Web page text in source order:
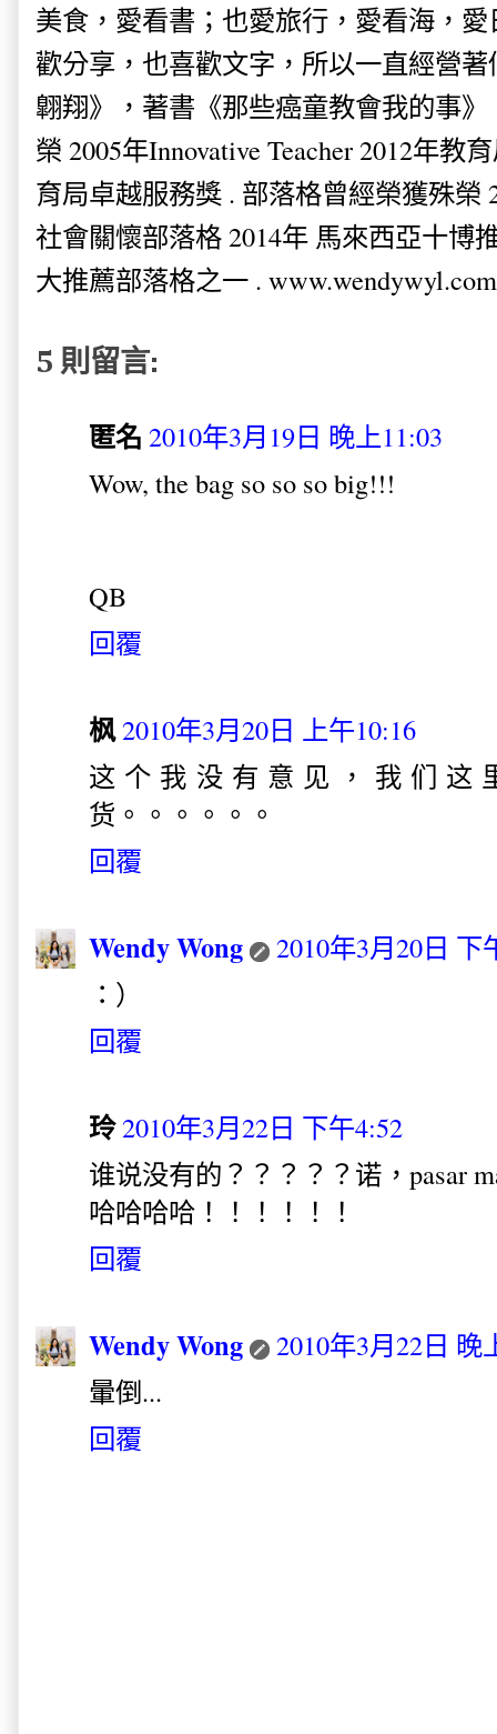
美食，愛看書；也愛旅行，愛看海，
歡分享，也喜歡文字，所以一直經營
翺翔》，著書《那些癌童教會我的事
榮 2005年Innovative Teacher 2012年教
育局卓越服務獎 . 部落格曾經榮獲殊榮
社會關懷部落格 2014年 馬來西亞十博
大推薦部落格之一 . www.wendywyl.com
5 則留言:
匿名 2010年3月19日 晚上11:03
Wow, the bag so so so big!!!
QB
回覆
枫2010年3月20日 上午10:16
这个我没有意见，我们这
货。。。。。。
回覆
Wendy Wong
2010年3月20日 下
：）
回覆
玲2010年3月22日 下午4:52
谁说没有的？？？？？诺，pasar
哈哈哈哈！！！！！！
回覆
Wendy Wong
2010年3月22日 晚
暈倒...
回覆